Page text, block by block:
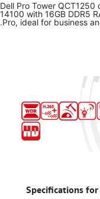
Dell Pro Tower
14100 with 16GB DDR5
Pro, ideal for business